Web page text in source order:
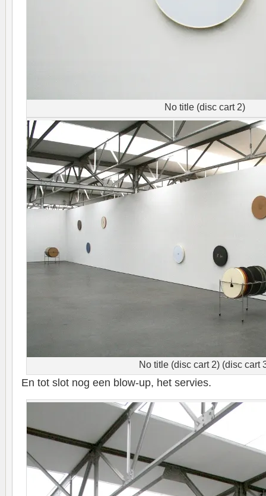
No title (disc cart 2)
No title (disc cart 2) (disc cart
En tot slot nog een blow-up, het servies.